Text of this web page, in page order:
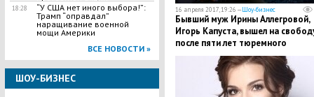
18:28
“У США нет иного выбора!”:
Трамп “оправдал”
наращивание военной
мощи Америки
ВСЕ НОВОСТИ »
ШОУ-БИЗНЕС
16 апреля 2017, 19:26 —Шоу-бизнес
Бывший муж Ирины Аллегровой,
Игорь Капуста, вышел на
после пяти лет тюремного
заключения